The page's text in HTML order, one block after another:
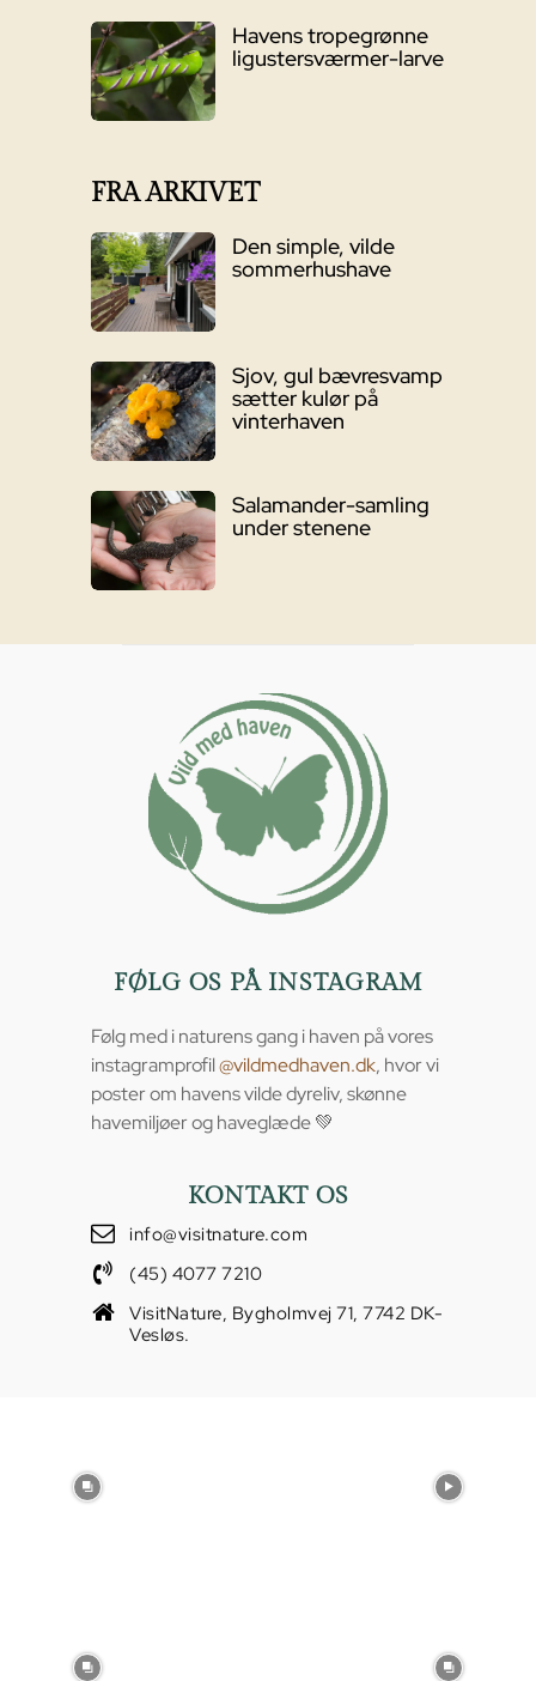
Havens tropegrønne
ligustersværmer-larve
FRA ARKIVET
Den simple, vilde
sommerhushave
Sjov, gul bævresvamp
sætter kulør på
vinterhaven
Salamander-samling
under stenene
FØLG OS PÅ INSTAGRAM
Følg med i naturens gang i haven på vores
instagramprofil@vildmedhaven.dk, hvor vi
poster om havens vilde dyreliv, skønne
havemiljøer og haveglæde 💚
KONTAKT OS
info@visitnature.com
(45) 4077 7210
VisitNature, Bygholmvej 71, 7742 DK-
Vesløs.